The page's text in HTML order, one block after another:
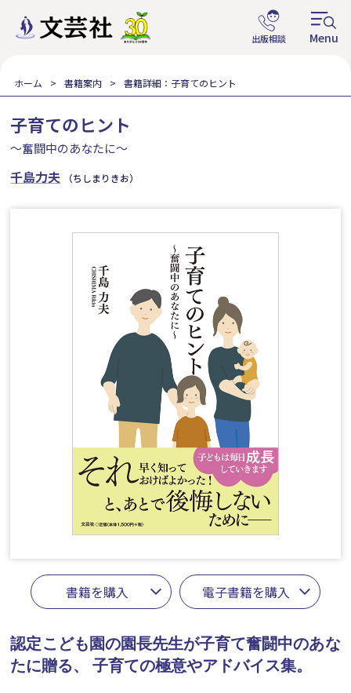
ホーム 書籍案内 書籍詳細：子育てのヒント
子育てのヒント
～奮闘中のあなたに～
千島力夫 （ちしまりきお）
書籍を購入 電子書籍を購入
認定こども園の園長先生が子育て奮闘中のあな
たに贈る、
子育ての極意やアドバイス集。